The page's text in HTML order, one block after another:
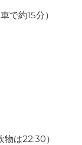
で約15分）
は22:30）